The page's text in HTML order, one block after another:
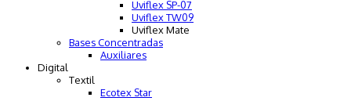
Uviflex SP-07
Uviflex TW09
Uviflex Mate
Bases Concentradas
Auxiliares
Digital
Textil
Ecotex Star